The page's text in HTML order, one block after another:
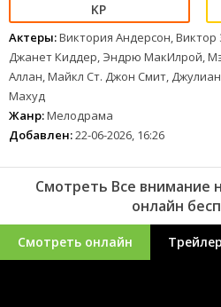
Актеры:Виктория Андерсон,
Джанет Киддер, Эндрю МакИлрой,
Аллан, Майкл Ст. Джон Смит,
Махуд
Жанр:Мелодрама
Добавлен:22-06-2026, 16:26
Смотреть Все внимание
онлайн
Смотреть онлайн Трейлер